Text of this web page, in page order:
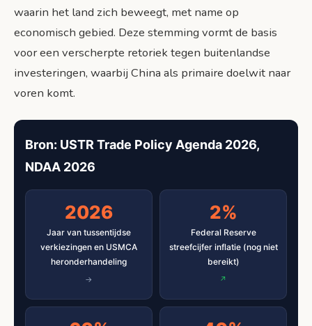
waarin het land zich beweegt, met name op
economisch gebied. Deze stemming vormt de basis
voor een verscherpte retoriek tegen buitenlandse
investeringen, waarbij China als primaire doelwit naar
voren komt.
Bron: USTR Trade Policy Agenda 2026,
NDAA 2026
2026
Jaar van tussentijdse
verkiezingen en USMCA
heronderhandeling
2%
Federal Reserve
streefcijfer inflatie (nog niet
bereikt)